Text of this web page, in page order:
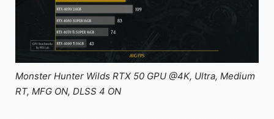
Monster Hunter Wilds RTX 50 GPU @4K, Ultra, Medium
RT, MFG ON, DLSS 4 ON